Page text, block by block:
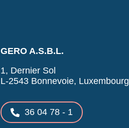
GERO A.S.B.L.
1, Dernier Sol
L-2543 Bonnevoie, Luxembourg
36 04 78 - 1